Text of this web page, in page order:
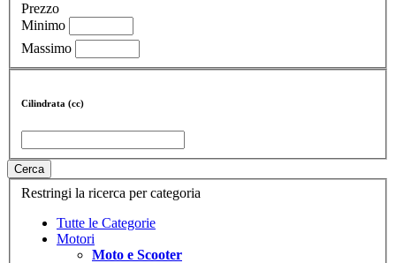
Prezzo
Minimo
Massimo
Cilindrata (cc)
Cerca
Restringi la ricerca per categoria
Tutte le Categorie
Motori
Moto e Scooter